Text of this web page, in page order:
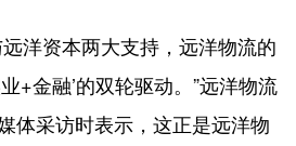
洋资本两大支持，远洋物流的
+金融’的双轮驱动。”远洋物流
体采访时表示，这正是远洋物